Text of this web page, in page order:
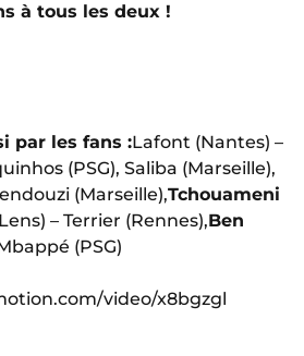
à tous les deux !
par les fans :Lafont (Nantes) –
(PSG), Saliba (Marseille),
(Marseille),Tchouameni
– Terrier (Rennes),Ben
(PSG)
video/x8bgzgl